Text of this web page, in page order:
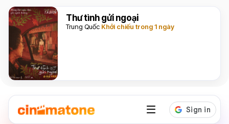
Thư tình gửi ngoại
Trung Quốc Khởi chiếu trong 1 ngày